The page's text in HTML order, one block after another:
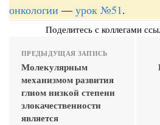
онкологии — урок №51.
Поделитесь с коллегами
ПРЕДЫДУЩАЯ ЗАПИСЬ
Молекулярным
механизмом развития
глиом низкой степени
злокачественности
является